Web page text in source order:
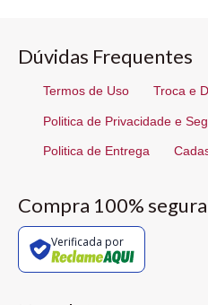
Dúvidas Frequentes
Termos de Uso Troca e
Politica de Privacidade e
Politica de Entrega
Compra 100% segura
Verificada por